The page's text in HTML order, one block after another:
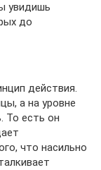
увидишь
до
действия.
а на уровне
То есть он
что насильно